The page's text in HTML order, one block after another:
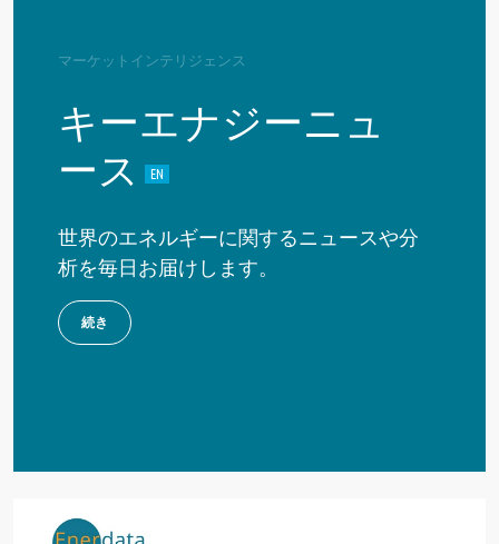
マーケットインテリジェンス
キーエナジーニュ
ース
世界のエネルギーに関するニュースや分
析を毎日お届けします。
続き